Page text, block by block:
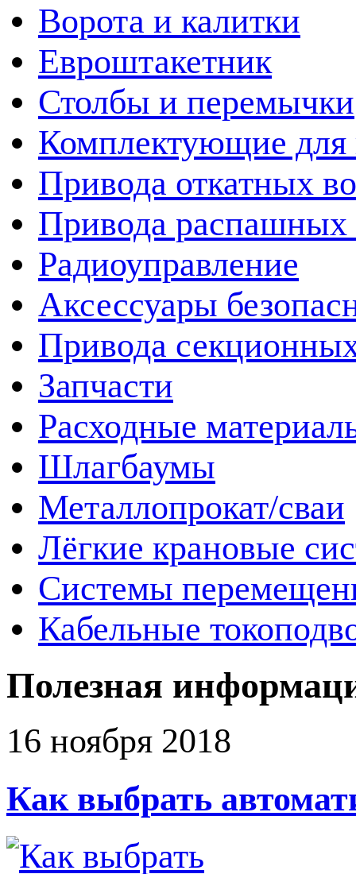
Ворота и калитки
Евроштакетник
Столбы и перемычки
Комплектующие для
Привода откатных
Привода распашных
Радиоуправление
Аксессуары
Привода
Запчасти
Расходные
Шлагбаумы
Металлопрокат/сваи
Лёгкие крановые
Системы
Кабельные
Полезная
16 ноября 2018
Как выбрать